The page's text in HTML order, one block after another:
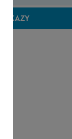
ODKAZY